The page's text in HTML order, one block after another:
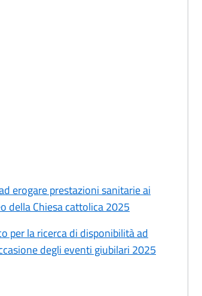
erogare prestazioni sanitarie ai
della Chiesa cattolica 2025
per la ricerca di disponibilità ad
degli eventi giubilari 2025